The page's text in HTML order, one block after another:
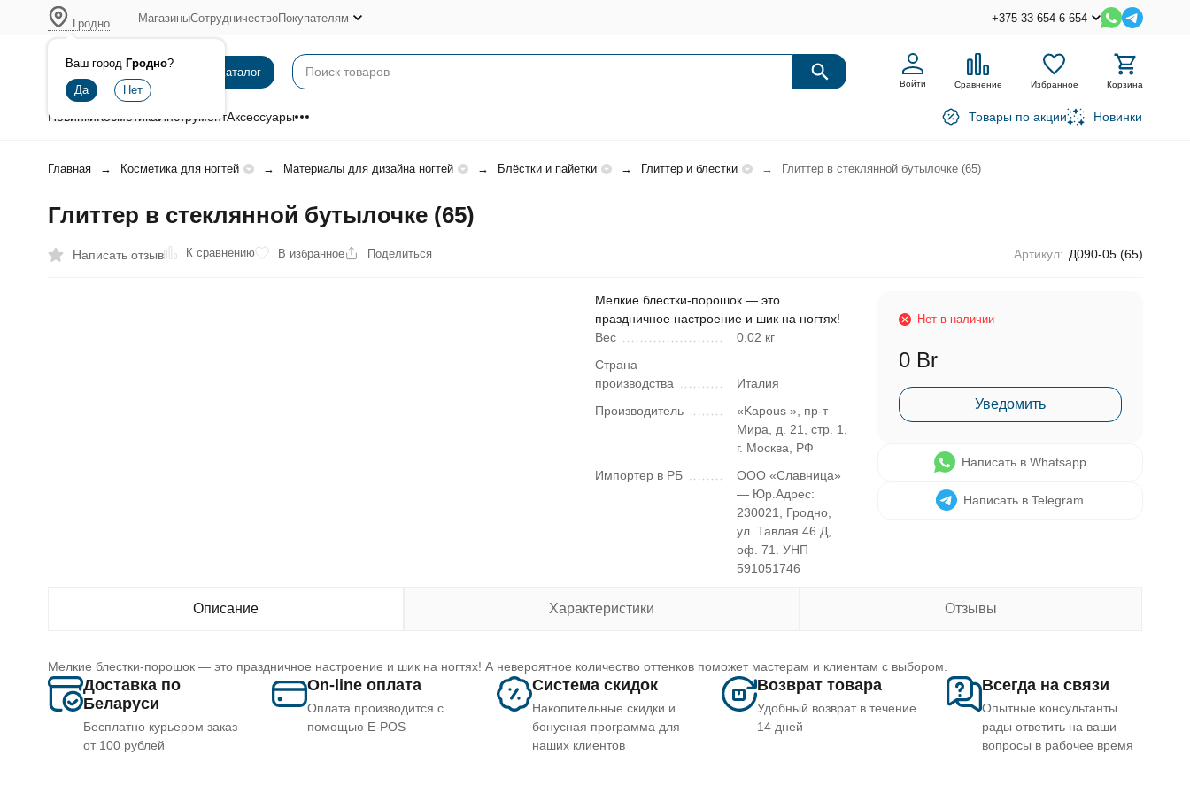
Гродно
Ваш город Гродно?
МагазиныСотрудничествоПокупателям +375 33 654 6 654
Каталог
Войти Сравнение Избранное Корзина
НовинкиКосметикаИнструментАксессуары Товары по акции Новинки
Главная Косметика для ногтей Материалы для дизайна ногтей Блёстки и пайетки Глиттер и блестки Глиттер в стеклянной бутылочке (65)
Глиттер в стеклянной бутылочке (65)
Написать отзыв К сравнению В избранное Поделиться Артикул: Д090-05 (65)
Мелкие блестки-порошок — это
праздничное настроение и шик на ногтях!
Вес
0.02 кг
Страна
производства
Италия
Производитель
«Kapous », пр-т
Мира, д. 21, стр. 1,
г. Москва, РФ
Импортер в РБ
ООО «Славница»
— Юр.Адрес:
230021, Гродно,
ул. Тавлая 46 Д,
оф. 71. УНП
591051746
Нет в наличии
0 Br
Уведомить
Написать в Whatsapp
Написать в Telegram
Описание Характеристики Отзывы
Мелкие блестки-порошок — это праздничное настроение и шик на ногтях! А невероятное количество оттенков поможет мастерам и клиентам с выбором.
Доставка по
Беларуси
Бесплатно курьером заказ
от 100 рублей
On-line оплата
Оплата производится с
помощью E-POS
Система скидок
Накопительные скидки и
бонусная программа для
наших клиентов
Возврат товара
Удобный возврат в течение
14 дней
Всегда на связи
Опытные консультанты
рады ответить на ваши
вопросы в рабочее время